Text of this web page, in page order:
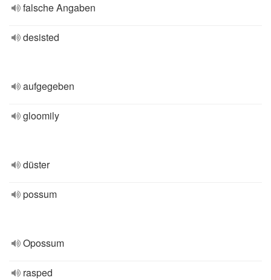
falsche Angaben
desisted
aufgegeben
gloomily
düster
possum
Opossum
rasped